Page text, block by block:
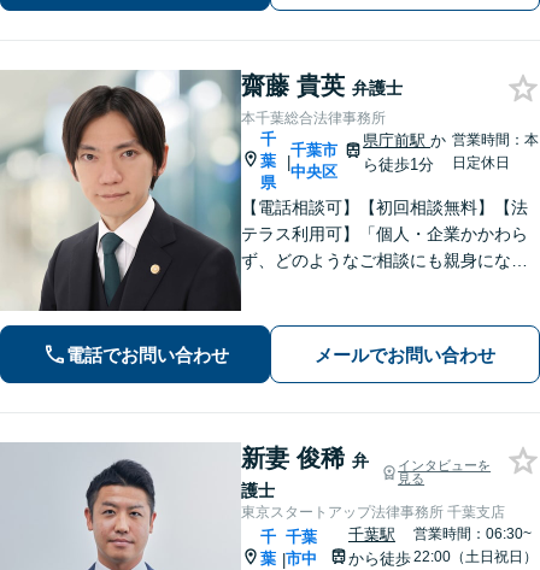
相談ください【JR千葉駅15分、葭川公
園駅5分】
齋藤 貴英 弁護士
本千葉総合法律事務所
千
葉
県
|
千葉市
中央区
県庁前駅か
ら徒歩1分
営業時間：本
日定休日
【電話相談可】【初回相談無料】【法
テラス利用可】「個人・企業かかわら
ず、どのようなご相談にも親身になっ
幅広くサポート。【夜間・休日面談
可】【完全個室】【本千葉駅徒歩３
電話でお問い合わせ メールでお問い合わせ
新妻 俊稀 弁
護士
インタビューを
見る
東京スタートアップ法律事務所 千葉支店
千
葉 |
千葉
市中
千葉駅
から徒歩
営業時間：06:30~
22:00（土日祝日）